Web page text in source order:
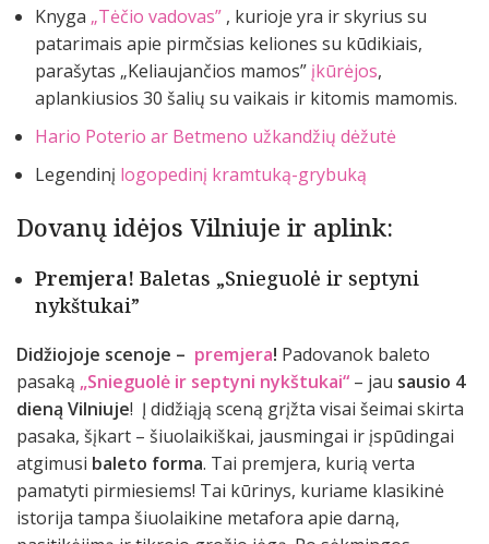
Knyga „Tėčio vadovas” , kurioje yra ir skyrius su
patarimais apie pirmčsias keliones su kūdikiais,
parašytas „Keliaujančios mamos” įkūrėjos,
aplankiusios 30 šalių su vaikais ir kitomis mamomis.
Hario Poterio ar Betmeno užkandžių dėžutė
Legendinį logopedinį kramtuką-grybuką
Dovanų idėjos Vilniuje ir aplink:
Premjera! Baletas „Snieguolė ir septyni
nykštukai”
Didžiojoje scenoje – premjera! Padovanok baleto
pasaką „Snieguolė ir septyni nykštukai“ – jau sausio 4
dieną Vilniuje! Į didžiąją sceną grįžta visai šeimai skirta
pasaka, šįkart – šiuolaikiškai, jausmingai ir įspūdingai
atgimusi baleto forma. Tai premjera, kurią verta
pamatyti pirmiesiems! Tai kūrinys, kuriame klasikinė
istorija tampa šiuolaikine metafora apie darną,